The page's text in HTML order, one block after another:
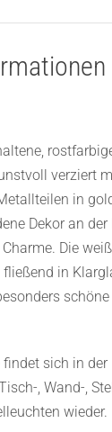
verziert
in
Dekor an
Die
in
schöne
findet sich in der
, Wand-,
wieder.